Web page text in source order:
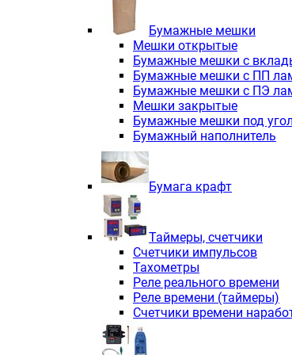
Электродвигатели
Электродвигатели
Трехфазные асинхронные
Независимая вентиляция
Взрывозащищенная
Одноступенчатые
Экономичные червячные
Компактные мотор-
Компактные мотор-
Вибраторы INNORED
Вариаторы INNORED
Бумажные мешки
Мешки открытые
Бумажные мешки с
Бумажные мешки с ПП
Бумажные мешки с ПЭ
Мешки закрытые
Бумажные мешки под
Бумажный наполнитель
Бумага крафт
Таймеры, счетчики
Счетчики импульсов
Тахометры
Реле реального времени
Реле времени (таймеры)
Счетчики времени